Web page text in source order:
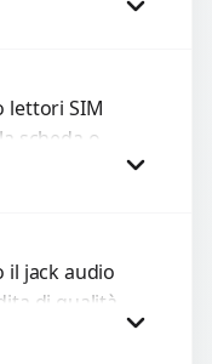
lettori SIM
scheda o
il jack audio
di qualità
cuffie